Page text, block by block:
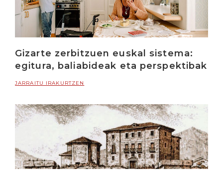
Gizarte zerbitzuen euskal sistema:
egitura, baliabideak eta perspektibak
JARRAITU IRAKURTZEN